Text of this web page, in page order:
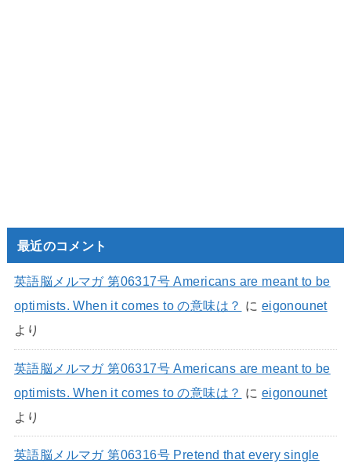
最近のコメント
英語脳メルマガ 第06317号 Americans are meant to be
optimists. When it comes to の意味は？ に eigonounet
より
英語脳メルマガ 第06317号 Americans are meant to be
optimists. When it comes to の意味は？ に eigonounet
より
英語脳メルマガ 第06316号 Pretend that every single